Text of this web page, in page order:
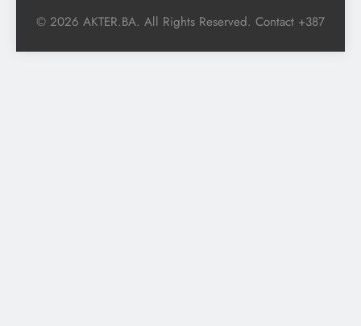
© 2026 AKTER.BA. All Rights Reserved. Contact +387